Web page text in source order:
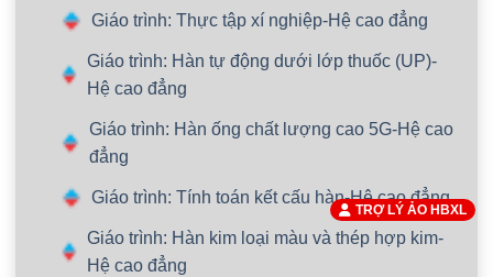
Giáo trình: Thực tập xí nghiệp-Hệ cao đẳng
Giáo trình: Hàn tự động dưới lớp thuốc (UP)-
Hệ cao đẳng
Giáo trình: Hàn ống chất lượng cao 5G-Hệ cao
đẳng
Giáo trình: Tính toán kết cấu hàn-Hệ cao đẳng
Giáo trình: Hàn kim loại màu và thép hợp kim-
Hệ cao đẳng
TRỢ LÝ ẢO HBXL